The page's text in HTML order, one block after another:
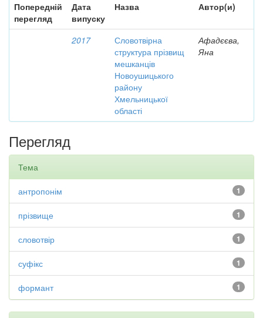
Попередній
перегляд
Дата
випуску
Назва Автор(и)
2017
Словотвірна
структура прізвищ
мешканців
Новоушицького
району
Хмельницької
області
Афадєєва,
Яна
Перегляд
Тема
1
антропонім
1
прізвище
1
словотвір
1
суфікс
1
формант